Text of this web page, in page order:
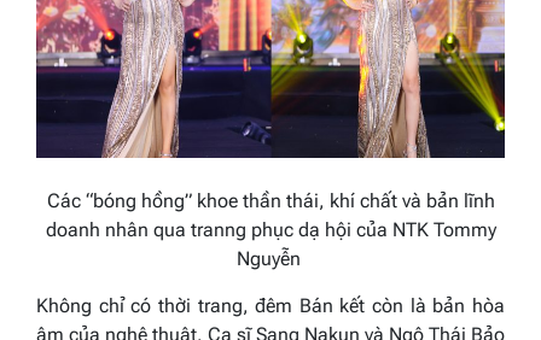
Các “bóng hồng” khoe thần thái, khí chất và bản lĩnh
doanh nhân qua tranng phục dạ hội của NTK Tommy
Nguyễn
Không chỉ có thời trang, đêm Bán kết còn là bản hòa
âm của nghệ thuật. Ca sĩ Sang Nakun và Ngô Thái Bảo